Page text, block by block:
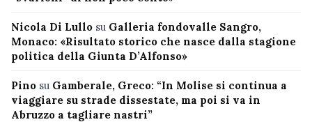
Nicola Di Lullo su Galleria fondovalle Sangro,
Monaco: «Risultato storico che nasce dalla stagione
politica della Giunta D’Alfonso»
Pino su Gamberale, Greco: “In Molise si continua a
viaggiare su strade dissestate, ma poi si va in
Abruzzo a tagliare nastri”